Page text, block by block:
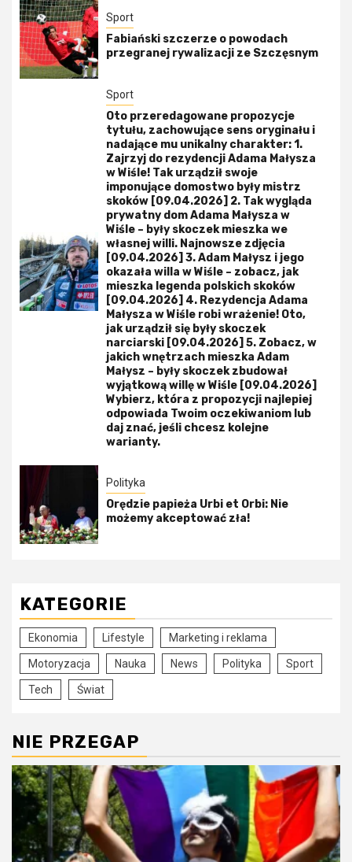
Sport
Fabiański szczerze o powodach
przegranej rywalizacji ze Szczęsnym
Sport
Oto przeredagowane propozycje
tytułu, zachowujące sens oryginału i
nadające mu unikalny charakter: 1.
Zajrzyj do rezydencji Adama Małysza
w Wiśle! Tak urządził swoje
imponujące domostwo były mistrz
skoków [09.04.2026] 2. Tak wygląda
prywatny dom Adama Małysza w
Wiśle – były skoczek mieszka we
własnej willi. Najnowsze zdjęcia
[09.04.2026] 3. Adam Małysz i jego
okazała willa w Wiśle – zobacz, jak
mieszka legenda polskich skoków
[09.04.2026] 4. Rezydencja Adama
Małysza w Wiśle robi wrażenie! Oto,
jak urządził się były skoczek
narciarski [09.04.2026] 5. Zobacz, w
jakich wnętrzach mieszka Adam
Małysz – były skoczek zbudował
wyjątkową willę w Wiśle [09.04.2026]
Wybierz, która z propozycji najlepiej
odpowiada Twoim oczekiwaniom lub
daj znać, jeśli chcesz kolejne
warianty.
Polityka
Orędzie papieża Urbi et Orbi: Nie
możemy akceptować zła!
KATEGORIE
Ekonomia Lifestyle Marketing i reklama
Motoryzacja Nauka News Polityka Sport
Tech Świat
NIE PRZEGAP